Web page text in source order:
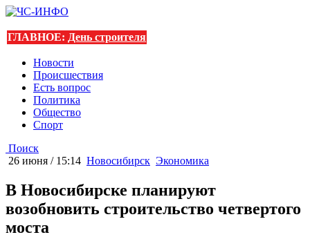
ГЛАВНОЕ: День строителя
Новости
Происшествия
Есть вопрос
Политика
Общество
Спорт
Поиск
26 июня / 15:14 Новосибирск Экономика
В Новосибирске планируют
возобновить строительство четвертого
моста